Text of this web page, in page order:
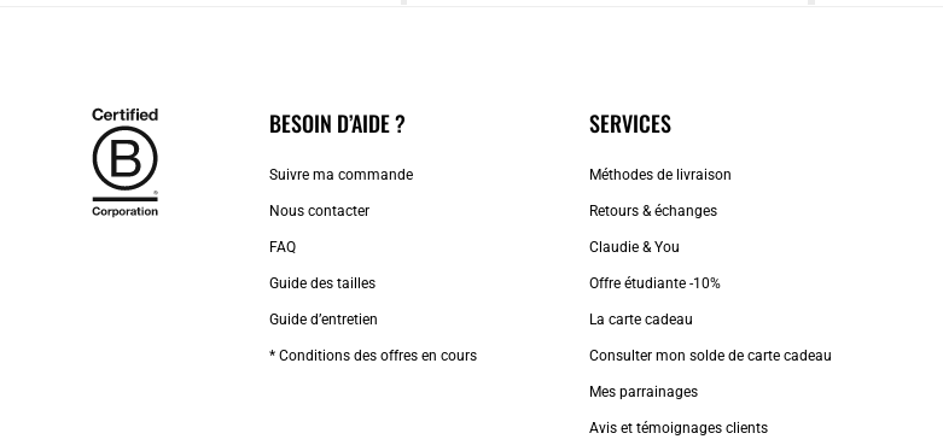
BESOIN D’AIDE ?
Suivre ma commande
Nous contacter
FAQ
Guide des tailles
Guide d’entretien
* Conditions des offres en cours
SERVICES
Méthodes de livraison
Retours & échanges
Claudie & You
Offre étudiante -10%
La carte cadeau
Consulter mon solde de carte cadeau
Mes parrainages
Avis et témoignages clients